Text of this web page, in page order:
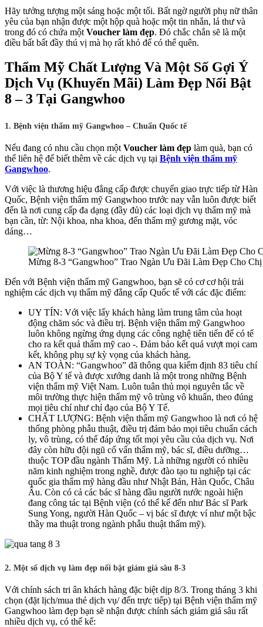
Hãy tưởng tượng một sáng hoặc một tối. Bất ngờ người phụ nữ thân
yêu của bạn nhận được một hộp quà hoặc một tin nhắn, lá thư và
trong đó có chứa một Voucher làm đẹp. Đó chắc chắn sẽ là một
điều bất bất đầy thú vị mà họ rất khỏ để có thể quên.
Thẩm Mỹ Chất Lượng Và Một Số Gợi Ý
Dịch Vụ (Khuyến Mãi) Làm Đẹp Nổi Bật
8 – 3 Tại Gangwhoo
1. Bệnh viện thẩm mỹ Gangwhoo – Chuẩn Quốc tế
Nếu đang có nhu cầu chọn một Voucher làm đẹp làm quà, bạn có
thể liên hệ để biết thêm về các dịch vụ tại Bệnh viện thẩm mỹ
Gangwhoo.
Với việc là thương hiệu đẳng cấp được chuyển giao trực tiếp từ Hàn
Quốc, Bệnh viện thẩm mỹ Gangwhoo trước nay vẫn luôn được biết
đến là nơi cung cấp đa dạng (đầy đủ) các loại dịch vụ thẩm mỹ mà
bạn cần, từ: Nội khoa, nha khoa, đến thẩm mỹ gương mặt, vóc
dáng…
Mừng 8-3 “Gangwhoo” Trao Ngàn Ưu Đãi Làm Đẹp Cho
Đến với Bệnh viện thẩm mỹ Gangwhoo, bạn sẽ có cơ cơ hội trải
nghiệm các dịch vụ thẩm mỹ đẳng cấp Quốc tế với các đặc điểm:
UY TÍN: Với việc lấy khách hàng làm trung tâm của hoạt
động chăm sóc và điều trị. Bệnh viện thẩm mỹ Gangwhoo
luôn không ngừng ứng dụng các công nghệ tiên tiến để có tể
cho ra kết quả thẩm mỹ cao -. Đảm bảo kết quả vượt mọi cam
kết, không phụ sự kỳ vọng của khách hàng.
AN TOÀN: “Gangwhoo” đã thông qua kiểm định 83 tiêu chí
của Bộ Y tế và được xướng danh là một trong những Bệnh
viện thẩm mỹ Việt Nam. Luôn tuân thủ mọi nguyên tắc về
môi trường thực hiện thẩm mỹ vô trùng vô khuẩn, theo đúng
mọi tiêu chí như chỉ đạo của Bộ Y Tế.
CHẤT LƯỢNG: Bệnh viện thẩm mỹ Gangwhoo là nơi có hệ
thống phòng phẫu thuật, điều trị đảm bảo mọi tiêu chuẩn cách
ly, vô trùng, có thể đáp ứng tốt mọi yêu cầu của dịch vụ. Nơi
đây còn hữu đội ngũ cố vấn thẩm mỹ, bác sĩ, điều dưỡng…
thuộc TOP đầu ngành Thẩm Mỹ. Là những người có nhiều
năm kinh nghiệm trong nghề, được đào tạo tu nghiệp tại các
quốc gia thẩm mỹ hàng đầu như Nhật Bản, Hàn Quốc, Châu
Âu. Còn có cả các bác sĩ hàng đầu người nước ngoài hiện
đang công tác tại Bệnh viện (có thể kể đến như Bác sĩ Park
Sung Yong, người Hàn Quốc – vị bác sĩ được ví như một bậc
thầy ma thuật trong ngành phẫu thuật thẩm mỹ).
2. Một số dịch vụ làm đẹp nổi bật giảm giá sâu 8-3
Với chính sách tri ân khách hàng đặc biệt dịp 8/3. Trong tháng 3 khi
chọn (đặt lịch/mua thẻ dịch vụ/ đến trực tiếp) tại Bệnh viện thẩm mỹ
Gangwhoo làm đẹp bạn sẽ nhận được chính sách giảm giá sâu rất
nhiều dịch vụ, có thể kể: